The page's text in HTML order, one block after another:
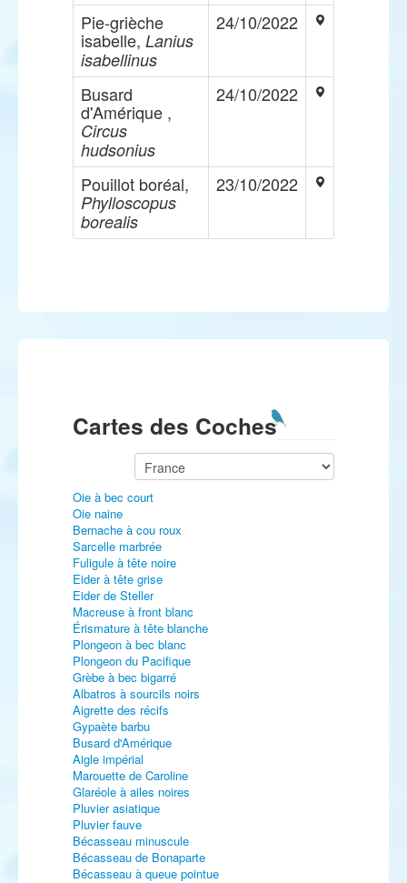
Pie-grièche
isabelle, Lanius
isabellinus
24/10/2022
Busard
d'Amérique ,
Circus
hudsonius
24/10/2022
Pouillot boréal,
Phylloscopus
borealis
23/10/2022
Cartes des Coches
Oie à bec court
Oie naine
Bernache à cou roux
Sarcelle marbrée
Fuligule à tête noire
Eider à tête grise
Eider de Steller
Macreuse à front blanc
Érismature à tête blanche
Plongeon à bec blanc
Plongeon du Pacifique
Grèbe à bec bigarré
Albatros à sourcils noirs
Aigrette des récifs
Gypaète barbu
Busard d'Amérique
Aigle impérial
Marouette de Caroline
Glaréole à ailes noires
Pluvier asiatique
Pluvier fauve
Bécasseau minuscule
Bécasseau de Bonaparte
Bécasseau à queue pointue